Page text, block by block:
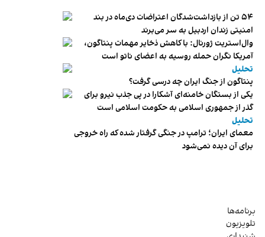
۵۴ تن از بازداشت‌شدگان اعتراضات دی‌ماه در بند
امنیتی زندان اردبیل به سر می‌برند
وال‌استریت ژورنال: با کاهش ذخایر مهمات پنتاگون،
آمریکا نگران حمله روسیه به اعضای ناتو‌ است
تحلیل
پنتاگون از جنگ ایران چه درسی گرفت؟
یکی از بستگان خامنه‌ای آشکارا در پی جذب نیرو برای
گذر از جمهوری اسلامی به حکومت اسلامی است
تحلیل
معمای ایران؛ ترامپ در جنگی گرفتار شده که راه خروجی
برای آن دیده نمی‌شود
برنامه‌ها
تلویزیون